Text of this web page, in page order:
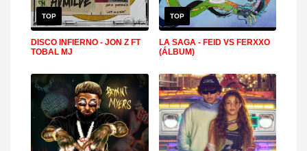
TOP
DISCO INFIERNO - JON Z FT
TOBAL MJ
TOP
LA SAGA - FEID VS FERXXO
(ÁLBUM)